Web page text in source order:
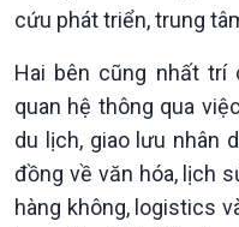
cứu phát triển, trung
Hai bên cũng nhất trí
quan hệ thông qua
du lịch, giao lưu nhân
đồng về văn hóa, lịch
hàng không, logistics